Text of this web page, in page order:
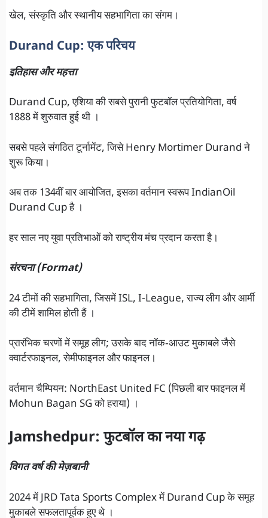
खेल, संस्कृति और स्थानीय सहभागिता का संगम।
Durand Cup: एक परिचय
इतिहास और महत्ता
Durand Cup, एशिया की सबसे पुरानी फुटबॉल प्रतियोगिता, वर्ष
1888 में शुरुवात हुई थी ।
सबसे पहले संगठित टूर्नामेंट, जिसे Henry Mortimer Durand ने
शुरू किया।
अब तक 134वीं बार आयोजित, इसका वर्तमान स्वरूप IndianOil
Durand Cup है ।
हर साल नए युवा प्रतिभाओं को राष्ट्रीय मंच प्रदान करता है।
संरचना (Format)
24 टीमों की सहभागिता, जिसमें ISL, I-League, राज्य लीग और आर्मी
की टीमें शामिल होती हैं ।
प्रारंभिक चरणों में समूह लीग; उसके बाद नॉक‑आउट मुकाबले जैसे
क्वार्टरफाइनल, सेमीफाइनल और फाइनल।
वर्तमान चैम्पियन: NorthEast United FC (पिछली बार फाइनल में
Mohun Bagan SG को हराया) ।
Jamshedpur: फुटबॉल का नया गढ़
विगत वर्ष की मेज़बानी
2024 में JRD Tata Sports Complex में Durand Cup के समूह
मुकाबले सफलतापूर्वक हुए थे ।